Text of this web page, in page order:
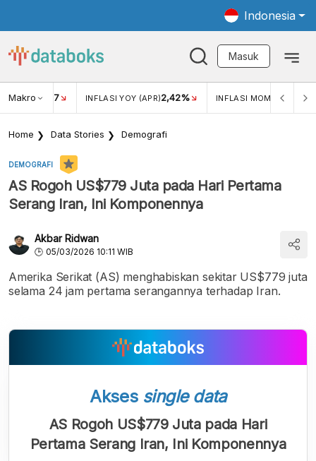
Indonesia
Masuk
Makro
USD/IDR 17 INFLASI YOY (APR)2,42% INFLASI MOM (MAR)
Home Data Stories Demografi
DEMOGRAFI
AS Rogoh US$779 Juta pada Hari Pertama
Serang Iran, Ini Komponennya
Akbar Ridwan
05/03/2026 10:11 WIB
Amerika Serikat (AS) menghabiskan sekitar US$779 juta
selama 24 jam pertama serangannya terhadap Iran.
Akses single data
AS Rogoh US$779 Juta pada Hari
Pertama Serang Iran, Ini Komponennya